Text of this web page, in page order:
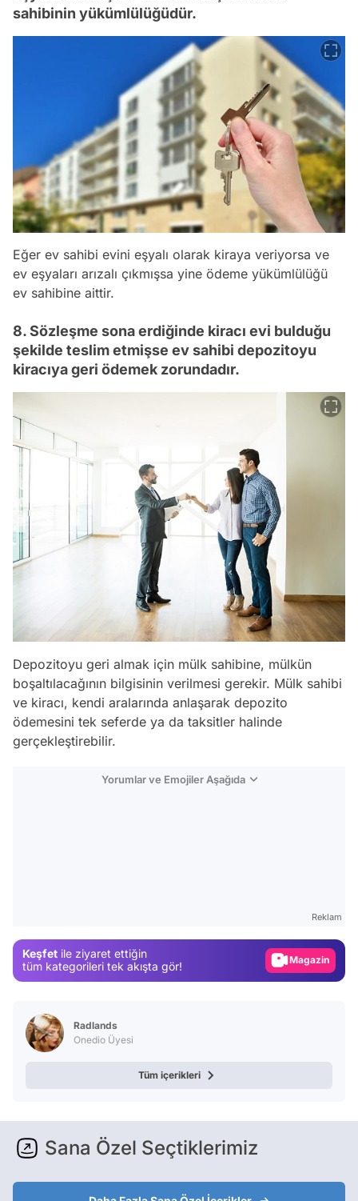
sahibinin yükümlülüğüdür.
Eğer ev sahibi evini eşyalı olarak kiraya veriyorsa ve
ev eşyaları arızalı çıkmışsa yine ödeme yükümlülüğü
ev sahibine aittir.
8. Sözleşme sona erdiğinde kiracı evi bulduğu
şekilde teslim etmişse ev sahibi depozitoyu
kiracıya geri ödemek zorundadır.
Depozitoyu geri almak için mülk sahibine, mülkün
boşaltılacağının bilgisinin verilmesi gerekir. Mülk sahibi
ve kiracı, kendi aralarında anlaşarak depozito
ödemesini tek seferde ya da taksitler halinde
gerçekleştirebilir.
Yorumlar ve Emojiler Aşağıda
Reklam
Keşfet ile ziyaret ettiğin
tüm kategorileri tek akışta gör!
Video
Radlands
Onedio Üyesi
Tüm içerikleri
Sana Özel Seçtiklerimiz